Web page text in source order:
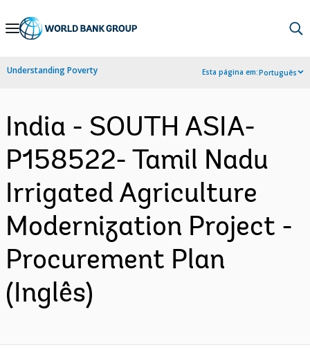
Skip
Navigation
Understanding Poverty Esta página em:Português
India - SOUTH ASIA-
P158522- Tamil Nadu
Irrigated Agriculture
Modernization Project -
Procurement Plan
(Inglês)